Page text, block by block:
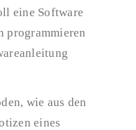
eine Software
programmieren
wie aus den
eines